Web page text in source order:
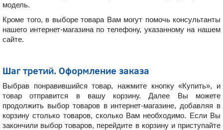
модель.
Кроме того, в выборе товара Вам могут помочь консультанты
нашего интернет-магазинапо телефону, указанному на нашем
сайте.
Шаг третий. Оформление заказа
Выбрав понравившийся товар, нажмите кнопку «Купить», и
товар отправится в вашу корзину. Далее Вы можете
продолжить выбор товаров в интернет-магазине, добавляя в
корзину столько товаров, сколько Вам необходимо. Если Вы
закончили выбор товаров, перейдите в корзину и приступайте